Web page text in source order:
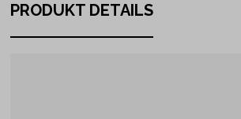
PRODUKT DETAILS